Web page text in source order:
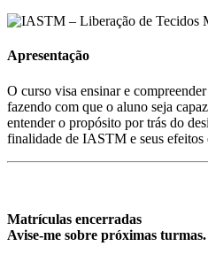
Apresentação
O curso visa ensinar e
fazendo com que o aluno seja
entender o propósito por trás do
finalidade de IASTM e seus efeitos
Matrículas encerradas
Avise-me sobre próximas turmas.